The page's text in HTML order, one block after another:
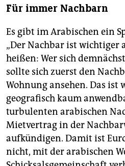
Für immer Nachbarn
Es gibt im Arabischen ein
„Der Nachbar ist wichtiger
heißen: Wer sich
sollte sich zuerst den
Wohnung ansehen. Das ist
geografisch kaum
turbulenten arabischen
Mietvertrag in der
aufkündigen. Damit ist
nicht, mit der arabischen